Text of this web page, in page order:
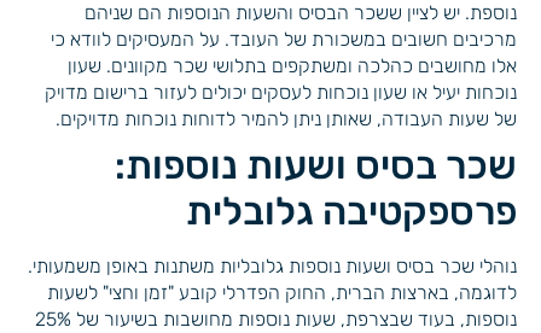
נוספת. יש לציין ששכר הבסיס והשעות הנוספות הם שניהם
מרכיבים חשובים במשכורת של העובד. על המעסיקים לוודא כי
אלו מחושבים כהלכה ומשתקפים בתלושי שכר מקוונים. שעון
נוכחות יעיל או שעון נוכחות לעסקים יכולים לעזור ברישום מדויק
של שעות העבודה, שאותן ניתן להמיר לדוחות נוכחות מדויקים.
שכר בסיס ושעות נוספות:
פרספקטיבה גלובלית
נוהלי שכר בסיס ושעות נוספות גלובליות משתנות באופן משמעותי.
לדוגמה, בארצות הברית, החוק הפדרלי קובע "זמן וחצי" לשעות
נוספות, בעוד שבצרפת, שעות נוספות מחושבות בשיעור של 25%